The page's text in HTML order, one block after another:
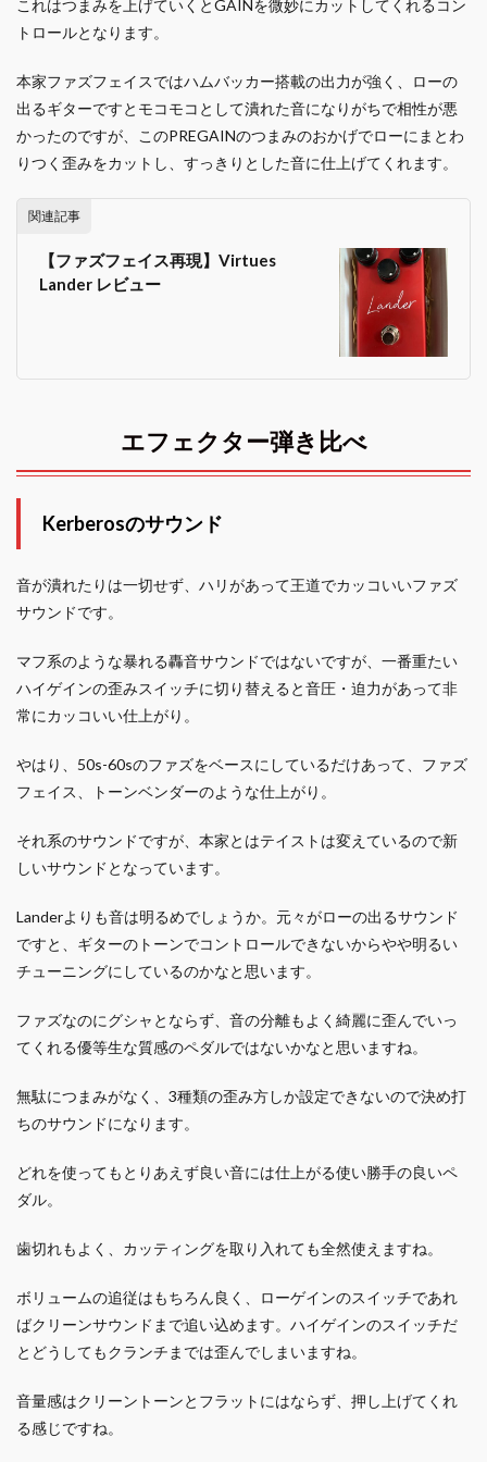
これはつまみを上げていくとGAINを微妙にカットしてくれるコン
トロールとなります。
本家ファズフェイスではハムバッカー搭載の出力が強く、ローの
出るギターですとモコモコとして潰れた音になりがちで相性が悪
かったのですが、このPREGAINのつまみのおかげでローにまとわ
りつく歪みをカットし、すっきりとした音に仕上げてくれます。
関連記事
【ファズフェイス再現】Virtues
Lander レビュー
エフェクター弾き比べ
Kerberosのサウンド
音が潰れたりは一切せず、ハリがあって王道でカッコいいファズ
サウンドです。
マフ系のような暴れる轟音サウンドではないですが、一番重たい
ハイゲインの歪みスイッチに切り替えると音圧・迫力があって非
常にカッコいい仕上がり。
やはり、50s-60sのファズをベースにしているだけあって、ファズ
フェイス、トーンベンダーのような仕上がり。
それ系のサウンドですが、本家とはテイストは変えているので新
しいサウンドとなっています。
Landerよりも音は明るめでしょうか。元々がローの出るサウンド
ですと、ギターのトーンでコントロールできないからやや明るい
チューニングにしているのかなと思います。
ファズなのにグシャとならず、音の分離もよく綺麗に歪んでいっ
てくれる優等生な質感のペダルではないかなと思いますね。
無駄につまみがなく、3種類の歪み方しか設定できないので決め打
ちのサウンドになります。
どれを使ってもとりあえず良い音には仕上がる使い勝手の良いペ
ダル。
歯切れもよく、カッティングを取り入れても全然使えますね。
ボリュームの追従はもちろん良く、ローゲインのスイッチであれ
ばクリーンサウンドまで追い込めます。ハイゲインのスイッチだ
とどうしてもクランチまでは歪んでしまいますね。
音量感はクリーントーンとフラットにはならず、押し上げてくれ
る感じですね。